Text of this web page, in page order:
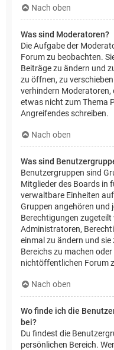
Nach oben
Was sind Moderatoren?
Die Aufgabe der
Forum zu beobachten.
Beiträge zu ändern und
zu öffnen, zu
verhindern Moderatoren,
etwas nicht zum Thema
Angreifendes schreiben.
Nach oben
Was sind
Benutzergruppen sind
Mitglieder des Boards in
verwaltbare Einheiten
Gruppen angehören und
Berechtigungen zugeteilt
Administratoren,
einmal zu ändern und
Bereichs zu machen
nichtöffentlichen Forum
Nach oben
Wo finde ich die
bei?
Du findest die
persönlichen Bereich.